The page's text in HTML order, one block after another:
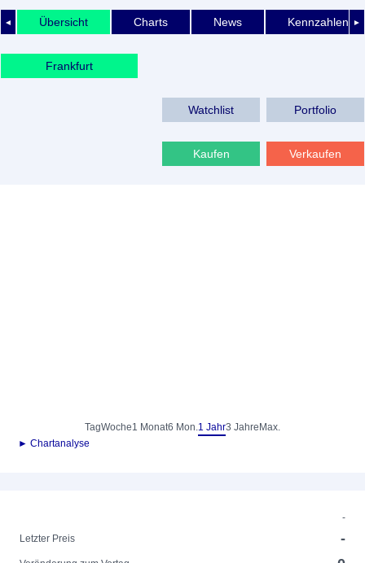
◄ ►
Übersicht Charts News Kennzahlen
Frankfurt
Watchlist Portfolio
Kaufen Verkaufen
TagWoche1 Monat6 Mon.1 Jahr3 Jahre Max.
► Chartanalyse
-
Letzter Preis
-